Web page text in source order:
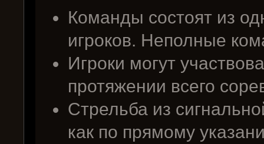
Команды состоят из
игроков. Неполные
Игроки могут
протяжении всего
Стрельба из
как по прямому